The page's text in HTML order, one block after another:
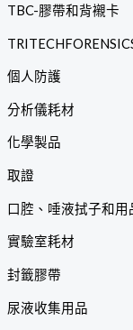
TBC-膠帶和背襯卡
個人防護
分析儀耗材
化學製品
取證
口腔、唾液拭子和用
實驗室耗材
封籤膠帶
尿液收集用品